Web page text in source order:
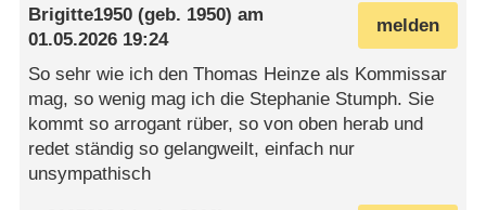
melden
Brigitte1950(geb. 1950) am
01.05.2026 19:24
So sehr wie ich den Thomas Heinze als Kommissar
mag, so wenig mag ich die Stephanie Stumph. Sie
kommt so arrogant rüber, so von oben herab und
redet ständig so gelangweilt, einfach nur
unsympathisch